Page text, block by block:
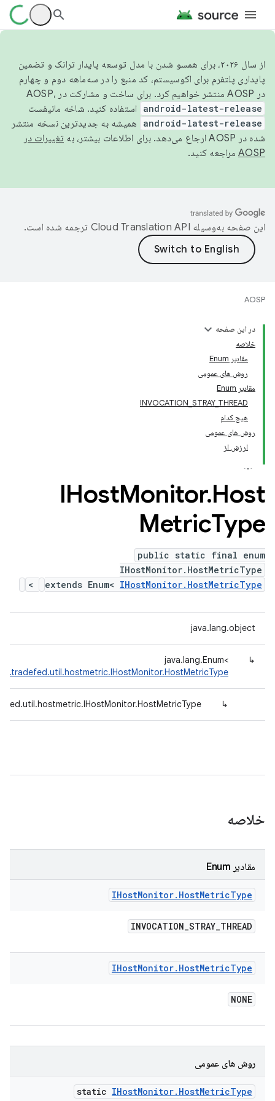
از سال ۲۰۲۶، برای همسو شدن با مدل توسعه پایدار ترانک و تضمین
پایداری پلتفرم برای اکوسیستم، کد منبع را در سه‌ماهه دوم و چهارم
در AOSP منتشر خواهیم کرد. برای ساخت و مشارکت در AOSP،
android-latest-release استفاده کنید. شاخه مانیفست
android-latest-release
همیشه به جدیدترین نسخه منتشر
شده در AOSP ارجاع می‌دهد. برای اطلاعات بیشتر، به
تغییرات در
AOSP مراجعه کنید.
این صفحه به‌وسیله ترجمه شده است.
AOSP
در این صفحه
خلاصه
مقادیر Enum
روش های عمومی
مقادیر Enum
INVOCATION_STRAY_THREAD
هیچ کدام
روش های عمومی
ارزش از
IHostMonitor.Host
MetricType
public static final enum
IHostMonitor.HostMetricType
extends Enum< IHostMonitor.HostMetricType
>
java.lang.object
↳
java.lang.Enum<
↳
خلاصه
مقادیر Enum
IHostMonitor. HostMetricType
INVOCATION_STRAY_THREAD
IHostMonitor. HostMetricType
NONE
روش های عمومی
static IHostMonitor. HostMetricType